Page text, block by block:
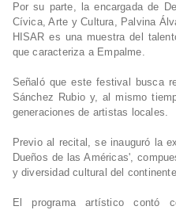
Por su parte, la encargada de
Cívica, Arte y Cultura, Palvina
HISAR es una muestra del
que caracteriza a Empalme.
Señaló que este festival busca
Sánchez Rubio y, al mismo
generaciones de artistas locales.
Previo al recital, se inauguró la
Dueños de las Américas',
y diversidad cultural del
El programa artístico contó